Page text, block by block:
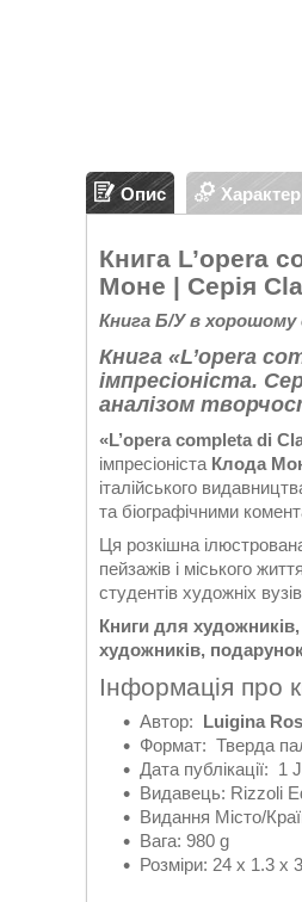
Опис
Книга L’opera
Моне | Серія
Книга Б/У в хорошому
Книга «L’opera
імпресіоніста.
аналізом
«L’opera completa di
імпресіоніста Клода
італійського
та біографічними
Ця розкішна
пейзажів і міського
студентів художніх
Книги для
художників,
Інформація про
Автор: Luigina
Формат: Тверда
Дата публікації: 1
Видавець: Rizzoli
Видання Місто/
Вага: 980 g
Розміри: 24 x 1.3 x